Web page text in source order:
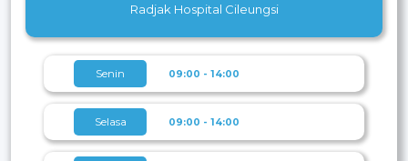
Radjak Hospital Cileungsi
Senin 09:00 - 14:00
Selasa 09:00 - 14:00